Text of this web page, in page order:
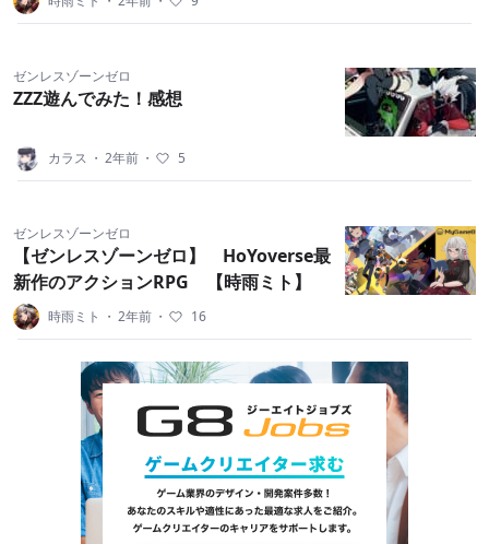
ゼンレスゾーンゼロ
ZZZ遊んでみた！感想
カラス ・ 2年前 ・ 5
ゼンレスゾーンゼロ
【ゼンレスゾーンゼロ】 HoYoverse最
新作のアクションRPG 【時雨ミト】
時雨ミト ・ 2年前 ・ 16